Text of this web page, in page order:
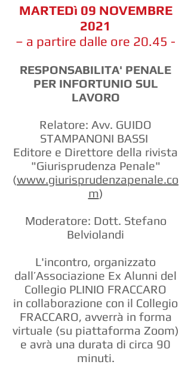
MARTEDì 09 NOVEMBRE
2021
– a partire dalle ore 20.45 -
RESPONSABILITA' PENALE
PER INFORTUNIO SUL
LAVORO
Relatore: Avv. GUIDO
STAMPANONI BASSI
Editore e Direttore della rivista
"Giurisprudenza Penale"
(www.giurisprudenzapenale.co
m)
Moderatore: Dott. Stefano
Belviolandi
L'incontro, organizzato
dall’Associazione Ex Alunni del
Collegio PLINIO FRACCARO
in collaborazione con il Collegio
FRACCARO, avverrà in forma
virtuale (su piattaforma Zoom)
e avrà una durata di circa 90
minuti.